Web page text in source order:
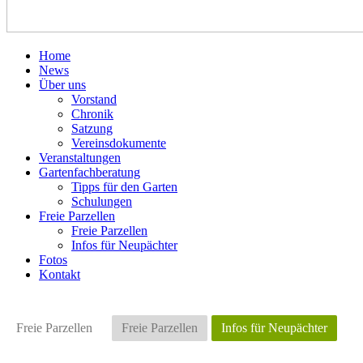
Home
News
Über uns
Vorstand
Chronik
Satzung
Vereinsdokumente
Veranstaltungen
Gartenfachberatung
Tipps für den Garten
Schulungen
Freie Parzellen
Freie Parzellen
Infos für Neupächter
Fotos
Kontakt
Freie Parzellen Freie Parzellen Infos für Neupächter